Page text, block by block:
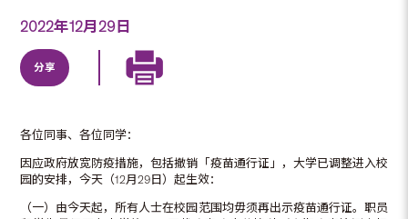
2022年12月29日
分享
各位同事、各位同学：
因应政府放宽防疫措施，包括撤销「疫苗通行证」，大学已调整进入校
园的安排，今天（12月29日）起生效：
（一）由今天起，所有人士在校园范围均毋须再出示疫苗通行证。职员